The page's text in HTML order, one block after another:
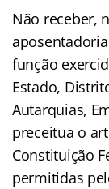
Não receber,
função
Estado,
Autarquias,
preceitua o
Constituição
permitidas